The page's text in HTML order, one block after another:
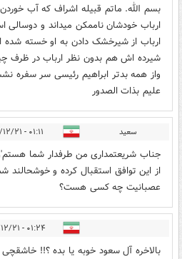
بسم الله. ماتم قبیله اشراف که آب
ارباب خودشان ناممکن میداند و
ارباب از شیرخشک دادن به او خسته شده
شیرده اش هم بدون نظر ارباب در ظرف
واز همه بدتر ابراهیم رئیسی سر سفره
علیم بذات الصدور
سعید ۰۱:۱۱ - ۱۴۰۱/۱۲/۲۱
جناب شریعتمداری من طرفدار شما
از این توافق استقبال کرده و خوشحالند
عصبانیت چه کسی هست؟
۰۱:۲۴ - ۱۴۰۱/۱۲/۲۱
بالاخره آل سعود خوبه یا بده ؟!!